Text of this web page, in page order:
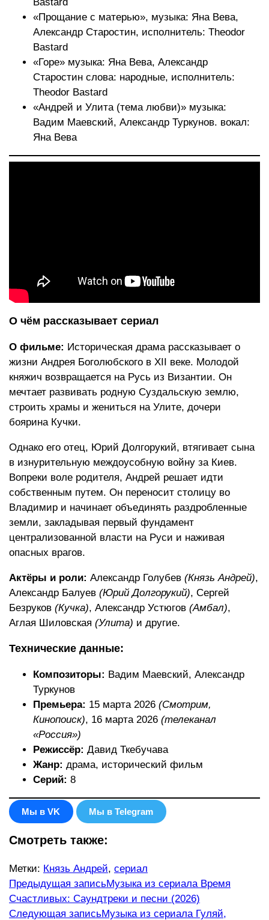
Bastard
«Прощание с матерью», музыка: Яна Вева,
Александр Старостин, исполнитель: Theodor
Bastard
«Горе» музыка: Яна Вева, Александр
Старостин слова: народные, исполнитель:
Theodor Bastard
«Андрей и Улита (тема любви)» музыка:
Вадим Маевский, Александр Туркунов. вокал:
Яна Вева
О чём рассказывает сериал
О фильме: Историческая драма рассказывает о
жизни Андрея Боголюбского в XII веке. Молодой
княжич возвращается на Русь из Византии. Он
мечтает развивать родную Суздальскую землю,
строить храмы и жениться на Улите, дочери
боярина Кучки.
Однако его отец, Юрий Долгорукий, втягивает сына
в изнурительную междоусобную войну за Киев.
Вопреки воле родителя, Андрей решает идти
собственным путем. Он переносит столицу во
Владимир и начинает объединять раздробленные
земли, закладывая первый фундамент
централизованной власти на Руси и наживая
опасных врагов.
Актёры и роли: Александр Голубев (Князь Андрей),
Александр Балуев (Юрий Долгорукий), Сергей
Безруков (Кучка), Александр Устюгов (Амбал),
Аглая Шиловская (Улита) и другие.
Технические данные:
Композиторы: Вадим Маевский, Александр
Туркунов
Премьера: 15 марта 2026 (Смотрим,
Кинопоиск), 16 марта 2026 (телеканал
«Россия»)
Режиссёр: Давид Ткебучава
Жанр: драма, исторический фильм
Серий: 8
Мы в VK Мы в Telegram
Смотреть также:
Метки: Князь Андрей, сериал
Еще
статьи
Предыдущая записьМузыка из сериала Время
Счастливых: Саундтреки и песни (2026)
Следующая записьМузыка из сериала Гуляй,